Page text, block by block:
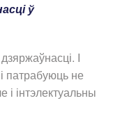
ў
І
патрабуюць не
і інтэлектуальны